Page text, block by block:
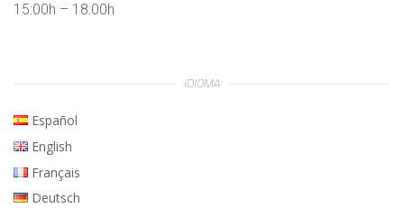
15:00h – 18:00h
IDIOMA
Español
English
Français
Deutsch